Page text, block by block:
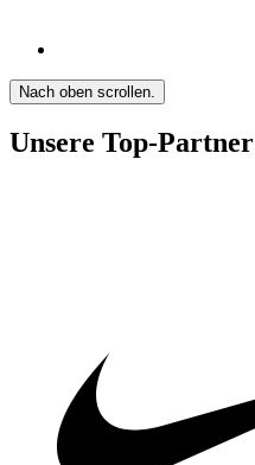
Nach oben scrollen.
Unsere Top-Partner